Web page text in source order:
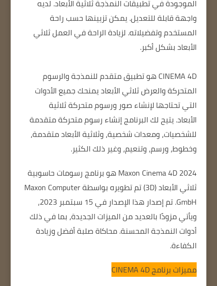
الموجودة في تطبيقات النمذجة ثلاثية الأبعاد. لديه
واجهة قابلة للتعديل.يمكن تزيينها حسب راحة
المستخدم وتفضيلاته. لزيادة الراحة في العمل ثلاثي
الأبعاد بشكل أكبر.
CINEMA 4Dهو تطبيق متقدم للنمذجة والرسوم
المتحركة والعرض ثلاثي الأبعاد يمنحك جميع الأدوات
التي تحتاجها لإنشاء صور ورسوم متحركة ثلاثية
الأبعاد.يتيح لك البرنامج إنشاء رسوم متحركة متقدمة
للشخصيات، ومعدات شخصية، وثلاثية الأبعاد متقدمة،
وخطوط، ورسم، وتنعيم، وغير ذلك الكثير.
Maxon Cinema 4D 2024هو برنامج رسومات حاسوبية
ثلاثي الأبعاد (3D) تم تطويره بواسطة Maxon Computer
GmbH.
تم إصدار هذا الإصدار في 15 سبتمبر 2023،
ويأتي مزودًا بالعديد من الميزات الجديدة، بما في ذلك
أدوات النمذجة المحسنة.محاكاة صلبة أفضلوزيادة
الكفاءة.
مميزات برنامجCINEMA 4D